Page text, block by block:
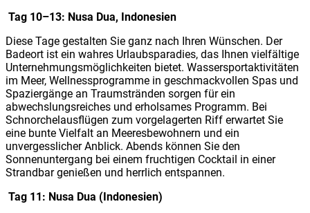
Tag 10–13: Nusa Dua, Indonesien
Diese Tage gestalten Sie ganz nach Ihren Wünschen. Der
Badeort ist ein wahres Urlaubsparadies, das Ihnen vielfältige
Unternehmungsmöglichkeiten bietet. Wassersportaktivitäten
im Meer, Wellnessprogramme in geschmackvollen Spas und
Spaziergänge an Traumstränden sorgen für ein
abwechslungsreiches und erholsames Programm. Bei
Schnorchelausflügen zum vorgelagerten Riff erwartet Sie
eine bunte Vielfalt an Meeresbewohnern und ein
unvergesslicher Anblick. Abends können Sie den
Sonnenuntergang bei einem fruchtigen Cocktail in einer
Strandbar genießen und herrlich entspannen.
Tag 11: Nusa Dua (Indonesien)